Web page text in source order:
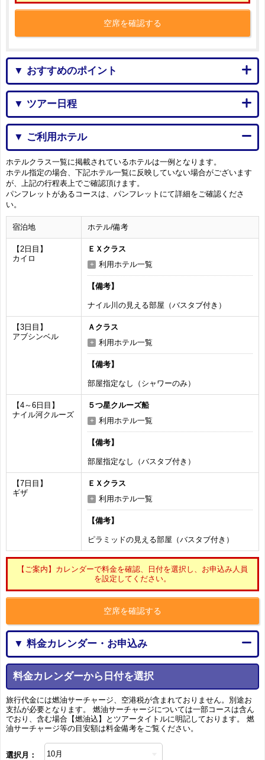
空席を確認する
▼ おすすめのポイント
▼ ツアー日程
▼ ご利用ホテル
ホテルクラス一覧に掲載されているホテルは一例となります。
ホテル指定の場合、下記ホテル一覧に反映していない場合がございます
が、上記の行程表上でご確認頂けます。
パンフレットがあるコースは、パンフレットにて詳細をご確認くださ
い。
宿泊地 ホテル/備考
【2日目】
カイロ
ＥＸクラス
利用ホテル一覧
【備考】
ナイル川の見える部屋（バスタブ付き）
【3日目】
アブシンベル
Ａクラス
利用ホテル一覧
【備考】
部屋指定なし（シャワーのみ）
【4～6日目】
ナイル河クルーズ
５つ星クルーズ船
利用ホテル一覧
【備考】
部屋指定なし（バスタブ付き）
【7日目】
ギザ
ＥＸクラス
利用ホテル一覧
【備考】
ピラミッドの見える部屋（バスタブ付き）
【ご案内】カレンダーで料金を確認、日付を選択し、お申込み人員
を設定してください。
空席を確認する
▼ 料金カレンダー・お申込み
料金カレンダーから日付を選択
旅行代金には燃油サーチャージ、空港税が含まれておりません。別途お
支払が必要となります。 燃油サーチャージについては一部コースは含ん
でおり、含む場合【燃油込】とツアータイトルに明記しております。 燃
油サーチャージ等の目安額は料金備考をご覧ください。
選択月：